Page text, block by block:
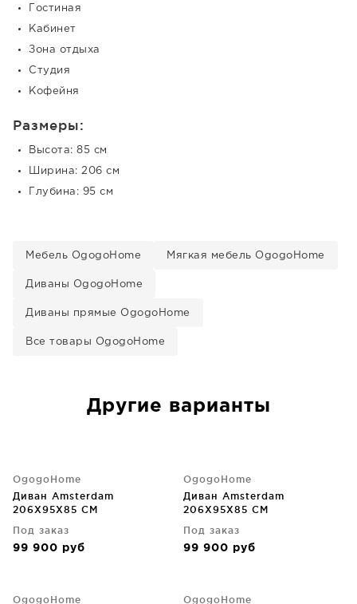
Гостиная
Кабинет
Зона отдыха
Студия
Кофейня
Размеры:
Высота: 85 см
Ширина: 206 см
Глубина: 95 см
Мебель OgogoHome Мягкая мебель OgogoHome
Диваны OgogoHome
Диваны прямые OgogoHome
Все товары OgogoHome
Другие варианты
OgogoHome
Диван Amsterdam
206X95X85 CM
Под заказ
99 900 руб
OgogoHome
Диван Amsterdam
206X95X85 CM
Под заказ
99 900 руб
OgogoHome OgogoHome